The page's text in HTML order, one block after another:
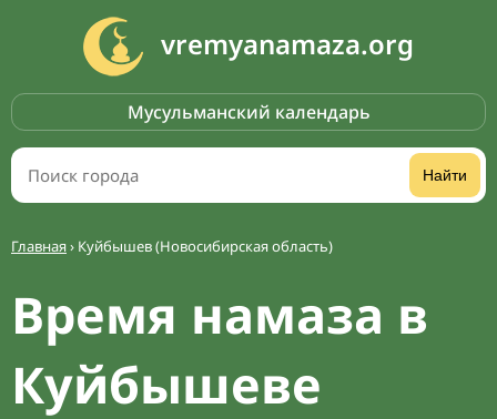
vremyanamaza.org
Мусульманский календарь
Найти
Главная› Куйбышев (Новосибирская область)
Время намаза в
Куйбышеве